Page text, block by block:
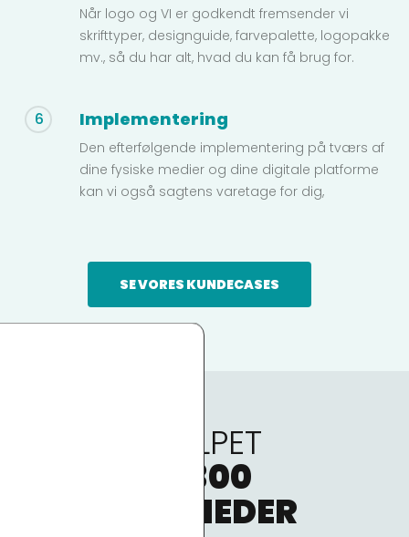
Når logo og VI er godkendt fremsender vi
skrifttyper, designguide, farvepalette, logopakke
mv., så du har alt, hvad du kan få brug for.
6 Implementering
Den efterfølgende implementering på tværs af
dine fysiske medier og dine digitale platforme
kan vi også sagtens varetage for dig,
SE VORES KUNDECASES
VI HAR HJULPET
300
VIRKSOMHEDER